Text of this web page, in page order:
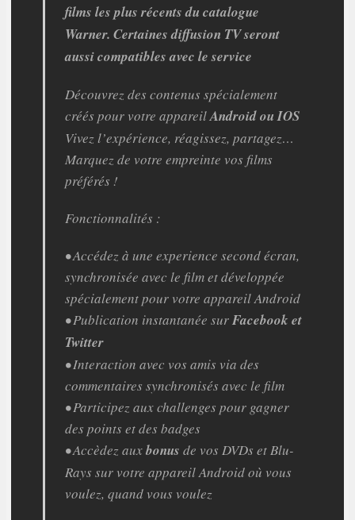
films les plus récents du catalogue
Warner. Certaines diffusion TV seront
aussi compatibles avec le service
Découvrez des contenus spécialement
créés pour votre appareilAndroid ou IOS
Vivez l’expérience, réagissez, partagez…
Marquez de votre empreinte vos films
préférés !
Fonctionnalités :
• Accédez à une experience second écran,
synchronisée avec le film et développée
spécialement pour votre appareil Android
• Publication instantanée surFacebook et
Twitter
• Interaction avec vos amis via des
commentaires synchronisés avec le film
• Participez aux challenges pour gagner
des points et des badges
• Accèdez auxbonus de vos DVDs et Blu-
Rays sur votre appareil Android où vous
voulez, quand vous voulez